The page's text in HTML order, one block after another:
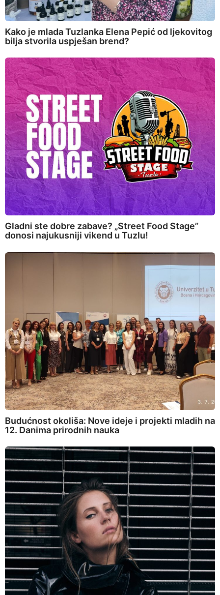
Kako je mlada Tuzlanka Elena Pepić od ljekovitog
bilja stvorila uspješan brend?
Gladni ste dobre zabave? „Street Food Stage”
donosi najukusniji vikend u Tuzlu!
Budućnost okoliša: Nove ideje i projekti mladih na
12. Danima prirodnih nauka